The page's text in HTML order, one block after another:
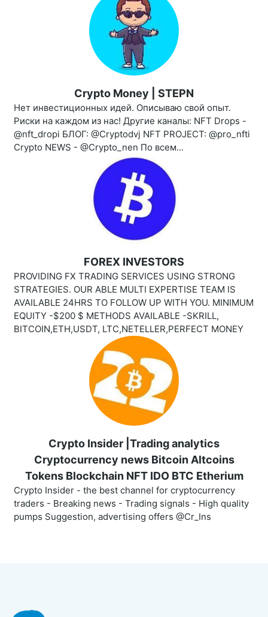
Crypto Money | STEPN
Нет инвестиционных идей. Описываю свой опыт.
Риски на каждом из нас! Другие каналы: NFT Drops -
@nft_dropi БЛОГ: @Cryptodvj NFT PROJECT: @pro_nfti
Crypto NEWS - @Crypto_nen По всем...
FOREX INVESTORS
PROVIDING FX TRADING SERVICES USING STRONG
STRATEGIES. OUR ABLE MULTI EXPERTISE TEAM IS
AVAILABLE 24HRS TO FOLLOW UP WITH YOU. MINIMUM
EQUITY -$200 $ METHODS AVAILABLE -SKRILL,
BITCOIN,ETH,USDT, LTC,NETELLER,PERFECT MONEY
Crypto Insider |Trading analytics
Cryptocurrency news Bitcoin Altcoins
Tokens Blockchain NFT IDO BTC Etherium
Crypto Insider - the best channel for cryptocurrency
traders - Breaking news - Trading signals - High quality
pumps Suggestion, advertising offers @Cr_Ins